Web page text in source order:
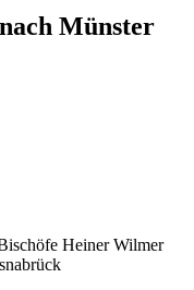
Münster
Heiner Wilmer